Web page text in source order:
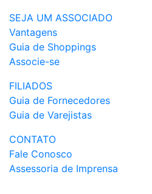
SEJA UM ASSOCIADO
Vantagens
Guia de Shoppings
Associe-se
FILIADOS
Guia de Fornecedores
Guia de Varejistas
CONTATO
Fale Conosco
Assessoria de Imprensa